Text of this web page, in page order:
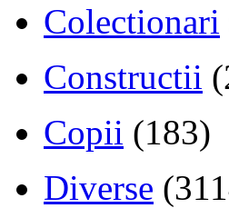
Colectionari
Constructii
Copii (183)
Diverse